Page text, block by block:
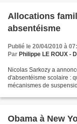
Allocations
absentéisme
Publié le 20/04/2010 à
Par Philippe LE ROUX -
Nicolas Sarkozy a
d'absentéisme scolaire :
mécanismes de
Obama à New